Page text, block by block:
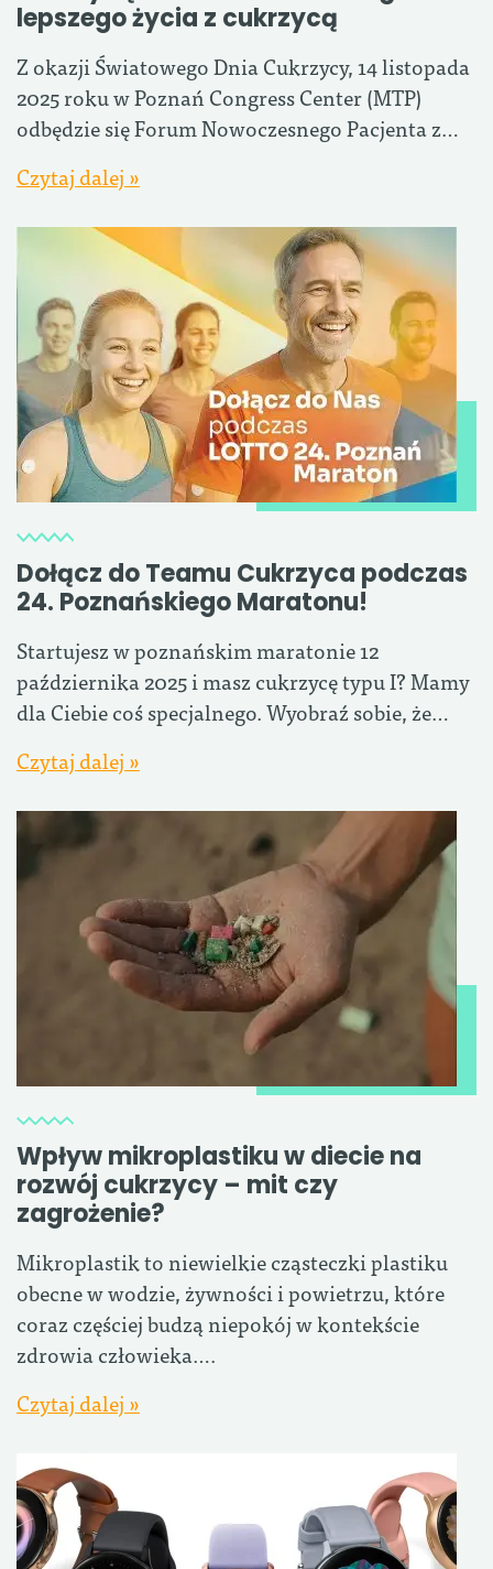
lepszego życia z cukrzycą
Z okazji Światowego Dnia Cukrzycy, 14 listopada
2025 roku w Poznań Congress Center (MTP)
odbędzie się Forum Nowoczesnego Pacjenta z…
Czytaj dalej »
Dołącz do Teamu Cukrzyca podczas
24. Poznańskiego Maratonu!
Startujesz w poznańskim maratonie 12
października 2025 i masz cukrzycę typu I? Mamy
dla Ciebie coś specjalnego. Wyobraź sobie, że…
Czytaj dalej »
Wpływ mikroplastiku w diecie na
rozwój cukrzycy – mit czy
zagrożenie?
Mikroplastik to niewielkie cząsteczki plastiku
obecne w wodzie, żywności i powietrzu, które
coraz częściej budzą niepokój w kontekście
zdrowia człowieka….
Czytaj dalej »